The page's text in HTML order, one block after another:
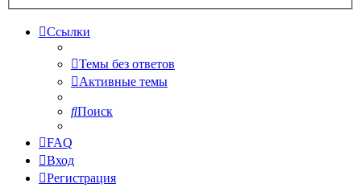
Ссылки
Темы без ответов
Активные темы
Поиск
FAQ
Вход
Регистрация